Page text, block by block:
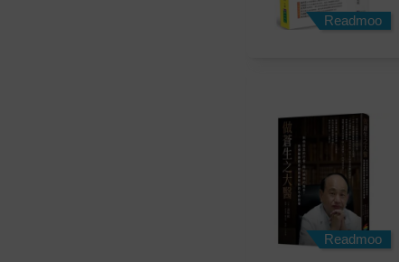
Readmoo
Readmoo